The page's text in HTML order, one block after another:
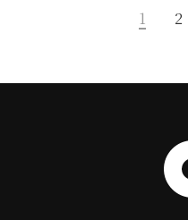
1 2